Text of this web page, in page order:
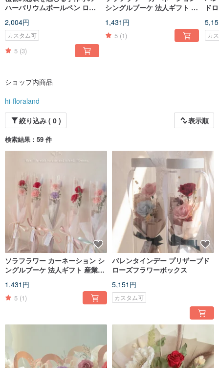
ハーバリウムボールペン ロマ
ン
2,004円
カスタム可
5 (3)
シングルブーケ 法人ギフト 産
1,431円
5 (1)
ド
カ
ショップ内商品
hi-floraland
絞り込み ( 0 )
表示順
検索結果：59 件
ソラフラワー カーネーション シ
ングルブーケ 法人ギフト 産業・
1,431円
5 (1)
バレンタインデー プリザーブド
ローズフラワーボックス
5,151円
カスタム可